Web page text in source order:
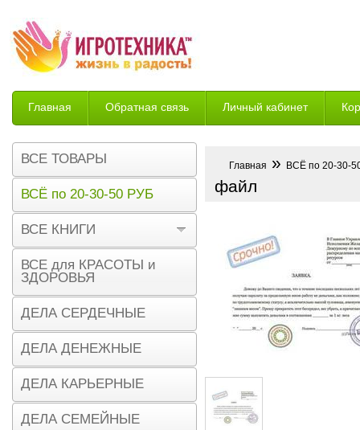
Главная Обратная связь Личный кабинет
Возврат
Главная » ВСЁ по 20-30-
файл
ВСЕ ТОВАРЫ
ВСЁ по 20-30-50 РУБ
ВСЕ КНИГИ
ВСЕ для КРАСОТЫ и
ЗДОРОВЬЯ
ДЕЛА СЕРДЕЧНЫЕ
ДЕЛА ДЕНЕЖНЫЕ
ДЕЛА КАРЬЕРНЫЕ
ДЕЛА СЕМЕЙНЫЕ